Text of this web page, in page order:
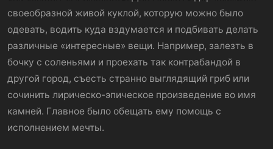
своеобразной живой куклой, которую можно было
одевать, водить куда вздумается и подбивать делать
различные «интересные» вещи. Например, залезть в
бочку с соленьями и проехать так контрабандой в
другой город, съесть странно выглядящий гриб или
сочинить лирическо-эпическое произведение во имя
камней. Главное было обещать ему помощь с
исполнением мечты.